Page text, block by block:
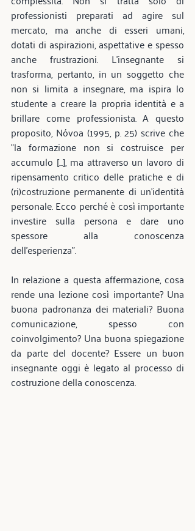
professionisti preparati ad agire sul
mercato, ma anche di esseri umani,
dotati di aspirazioni, aspettative e spesso
anche frustrazioni. L'insegnante si
trasforma, pertanto, in un soggetto che
non si limita a insegnare, ma ispira lo
studente a creare la propria identità e a
brillare come professionista. A questo
proposito, Nóvoa (1995, p. 25) scrive che
"la formazione non si costruisce per
accumulo [...], ma attraverso un lavoro di
ripensamento critico delle pratiche e di
(ri)costruzione permanente di un'identità
personale. Ecco perché è così importante
investire sulla persona e dare uno
spessore alla conoscenza
dell'esperienza".
In relazione a questa affermazione, cosa
rende una lezione così importante? Una
buona padronanza dei materiali? Buona
comunicazione, spesso con
coinvolgimento? Una buona spiegazione
da parte del docente? Essere un buon
insegnante oggi è legato al processo di
costruzione della conoscenza.